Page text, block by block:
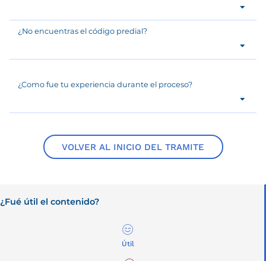
¿No encuentras el código predial?
¿Como fue tu experiencia durante el proceso?
VOLVER AL INICIO DEL TRAMITE
¿Fué útil el contenido?
Útil